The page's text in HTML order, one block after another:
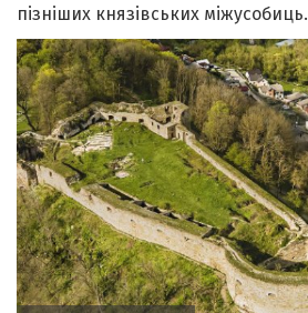
пізніших князівських міжусобиць.